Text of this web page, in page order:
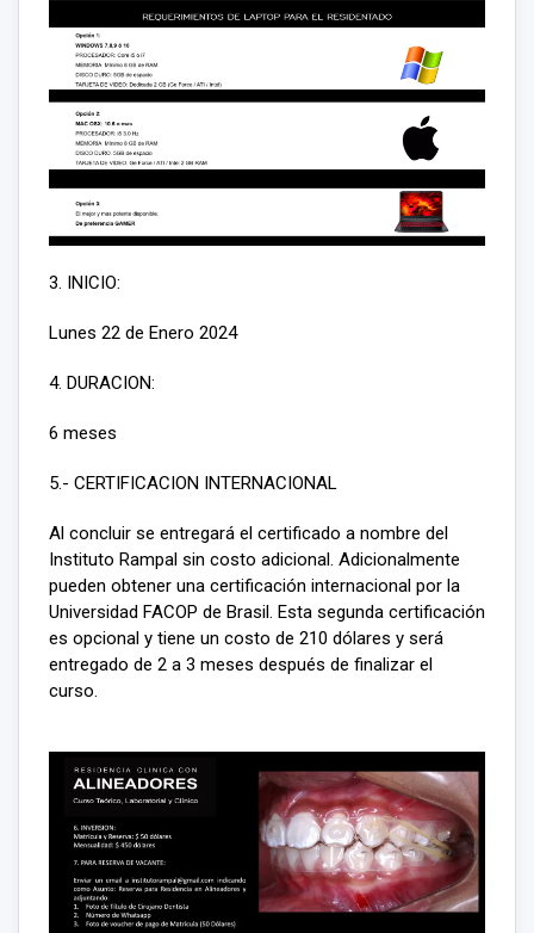
3. INICIO:
Lunes 22 de Enero 2024
4. DURACION:
6 meses
5.- CERTIFICACION INTERNACIONAL
Al concluir se entregará el certificado a nombre del
Instituto Rampal sin costo adicional. Adicionalmente
pueden obtener una certificación internacional por la
Universidad FACOP de Brasil. Esta segunda certificación
es opcional y tiene un costo de 210 dólares y será
entregado de 2 a 3 meses después de finalizar el
curso.